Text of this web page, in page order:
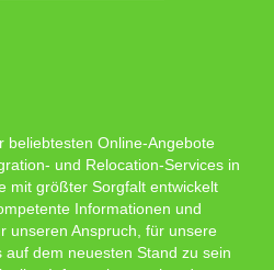
beliebtesten Online-Angebote
und Relocation-Services in
mit größter Sorgfalt entwickelt
Informationen und
unseren Anspruch, für unsere
dem neuesten Stand zu sein